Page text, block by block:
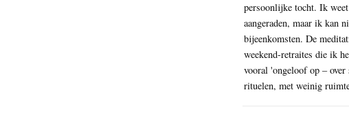
persoonlijke tocht. Ik
aangeraden, maar ik kan
bijeenkomsten. De
weekend-retraites die ik
vooral 'ongeloof op –
rituelen, met weinig